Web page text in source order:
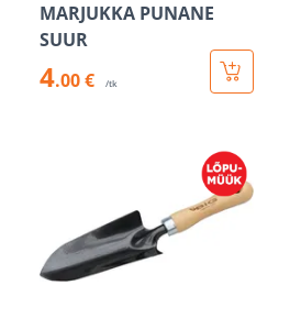
MARJUKKA PUNANE
SUUR
4.00 € /tk